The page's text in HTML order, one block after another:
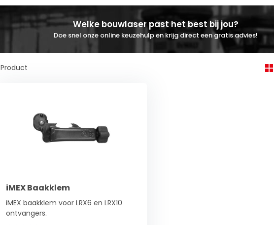
Welke bouwlaser past het best bij jou?
Doe snel onze online keuzehulp en krijg direct een gratis advies!
Product
iMEX Baakklem
iMEX baakklem voor LRX6 en LRX10
ontvangers.